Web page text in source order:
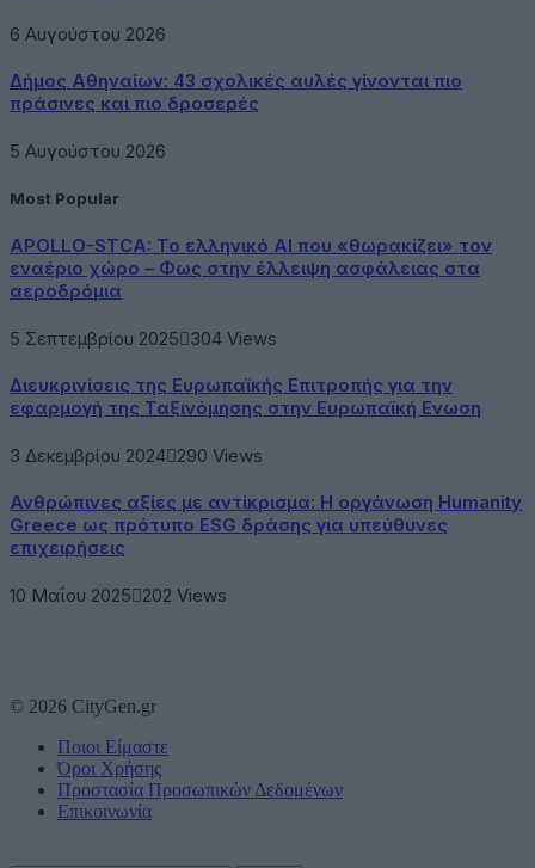
6 Αυγούστου 2026
Δήμος Αθηναίων: 43 σχολικές αυλές γίνονται πιο
πράσινες και πιο δροσερές
5 Αυγούστου 2026
Most Popular
APOLLO-STCA: Το ελληνικό AI που «θωρακίζει» τον
εναέριο χώρο – Φως στην έλλειψη ασφάλειας στα
αεροδρόμια
5 Σεπτεμβρίου 2025 304 Views
Διευκρινίσεις της Ευρωπαϊκής Επιτροπής για την
εφαρμογή της Ταξινόμησης στην Ευρωπαϊκή Ενωση
3 Δεκεμβρίου 2024 290 Views
Ανθρώπινες αξίες με αντίκρισμα: Η οργάνωση Humanity
Greece ως πρότυπο ESG δράσης για υπεύθυνες
επιχειρήσεις
10 Μαΐου 2025 202 Views
© 2026 CityGen.gr
Ποιοι Είμαστε
Όροι Χρήσης
Προστασία Προσωπικών Δεδομένων
Επικοινωνία